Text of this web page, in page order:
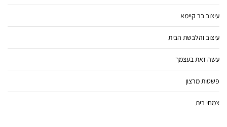
עיצוב בר קיימא
עיצוב והלבשת הבית
עשה זאת בעצמך
פשטות מרצון
צמחי בית